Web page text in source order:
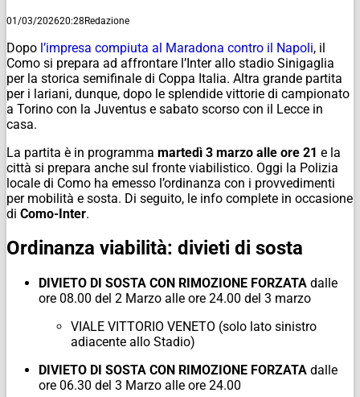
01/03/202620:28Redazione
Dopo l’impresa compiuta al Maradona contro il Napoli, il
Como si prepara ad affrontare l’Inter allo stadio Sinigaglia
per la storica semifinale di Coppa Italia. Altra grande partita
per i lariani, dunque, dopo le splendide vittorie di campionato
a Torino con la Juventus e sabato scorso con il Lecce in
casa.
La partita è in programma martedì 3 marzo alle ore 21 e la
città si prepara anche sul fronte viabilistico. Oggi la Polizia
locale di Como ha emesso l’ordinanza con i provvedimenti
per mobilità e sosta. Di seguito, le info complete in occasione
di Como-Inter.
Ordinanza viabilità: divieti di sosta
DIVIETO DI SOSTA CON RIMOZIONE FORZATA dalle
ore 08.00 del 2 Marzo alle ore 24.00 del 3 marzo
VIALE VITTORIO VENETO (solo lato sinistro
adiacente allo Stadio)
DIVIETO DI SOSTA CON RIMOZIONE FORZATA dalle
ore 06.30 del 3 Marzo alle ore 24.00